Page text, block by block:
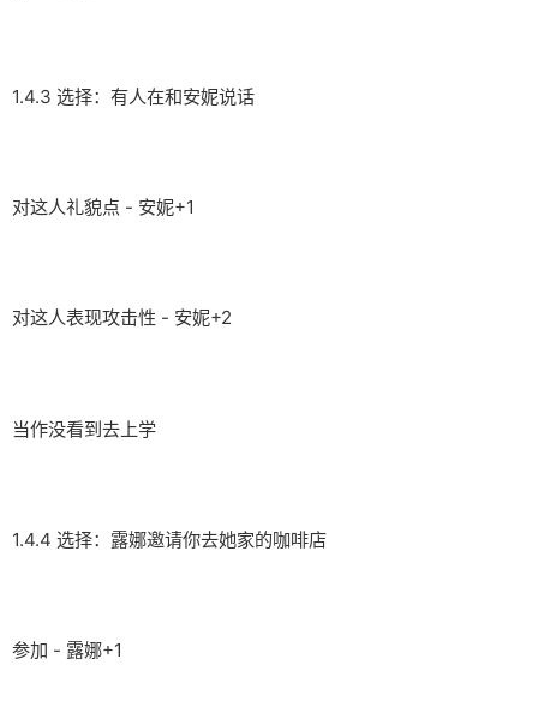
1.4.3 选择：有人在和安妮说话
对这人礼貌点 - 安妮+1
对这人表现攻击性 - 安妮+2
当作没看到去上学
1.4.4 选择：露娜邀请你去她家的咖啡店
参加 - 露娜+1